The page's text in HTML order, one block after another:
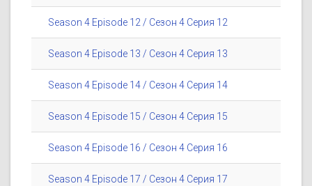
Season 4 Episode 12 / Сезон 4 Серия 12
Season 4 Episode 13 / Сезон 4 Серия 13
Season 4 Episode 14 / Сезон 4 Серия 14
Season 4 Episode 15 / Сезон 4 Серия 15
Season 4 Episode 16 / Сезон 4 Серия 16
Season 4 Episode 17 / Сезон 4 Серия 17